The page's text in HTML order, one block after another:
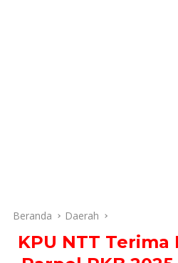
Beranda Daerah
KPU NTT Terima